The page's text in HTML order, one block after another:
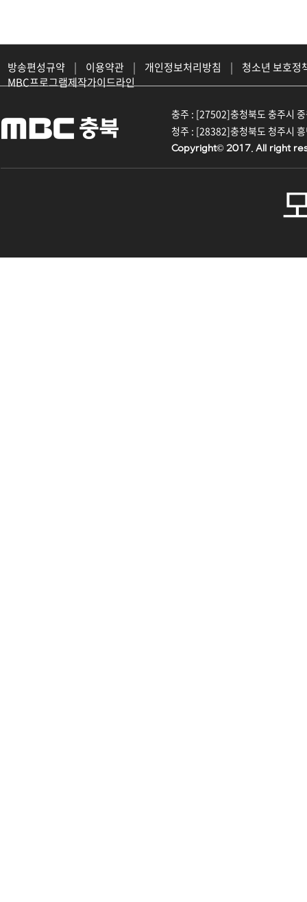
방송편성규약 | 이용약관 | 개인정보처리방침 |
청소년 보호정
MBC프로그램제작가이드라인
충주 : [27502]충청북도 충주시
청주 : [28382]충청북도 청주시
Copyright© 2017. All right